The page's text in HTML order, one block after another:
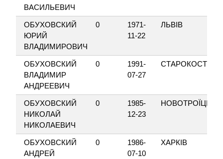
ВАСИЛЬЕВИЧ
ОБУХОВСКИЙ
ЮРИЙ
ВЛАДИМИРОВИЧ
0
1971-
11-22
ЛЬВІВ
ОБУХОВСКИЙ
ВЛАДИМИР
АНДРЕЕВИЧ
0
1991-
07-27
ОБУХОВСКИЙ
НИКОЛАЙ
НИКОЛАЕВИЧ
0
1985-
12-23
НОВОТРОЇЦЬКЕ
ОБУХОВСКИЙ
АНДРЕЙ
0
1986-
07-10
ХАРКІВ